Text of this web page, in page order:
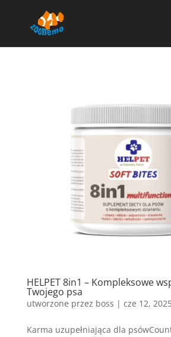
HELPET 8in1 – Kompleksowe
Twojego psa
utworzone przez boss | cze 12,
Karma uzupełniająca dla